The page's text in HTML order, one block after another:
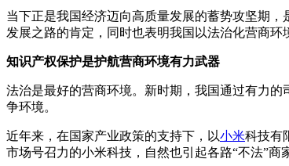
当下正是我国经济迈向高质量发展的蓄势攻坚期
发展之路的肯定，同时也表明我国以法治化营商环
知识产权保护是护航营商环境有力武器
法治是最好的营商环境。新时期，我国通过有力
争环境。
近年来，在国家产业政策的支持下，以小米科技有
市场号召力的小米科技，自然也引起各路“不法”商